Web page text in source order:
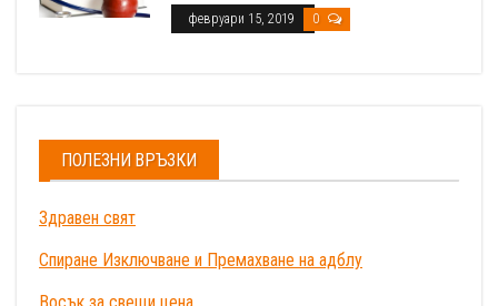
февруари 15, 2019 0
ПОЛЕЗНИ ВРЪЗКИ
Здравен свят
Спиране Изключване и Премахване на адблу